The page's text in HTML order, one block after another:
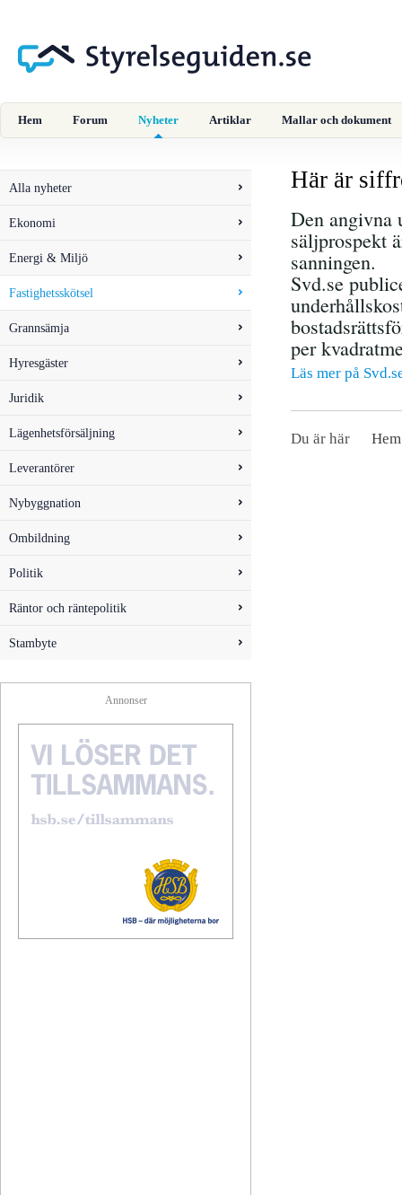
Hem Forum Nyheter Artiklar Mallar och dokument
Alla nyheter
Ekonomi
Energi & Miljö
Fastighetsskötsel
Grannsämja
Hyresgäster
Juridik
Lägenhetsförsäljning
Leverantörer
Nybyggnation
Ombildning
Politik
Räntor och räntepolitik
Stambyte
Annonser
Här är
Den angivna
säljprospekt
sanningen.
Svd.se
per
Läs mer på
Du är här Hem